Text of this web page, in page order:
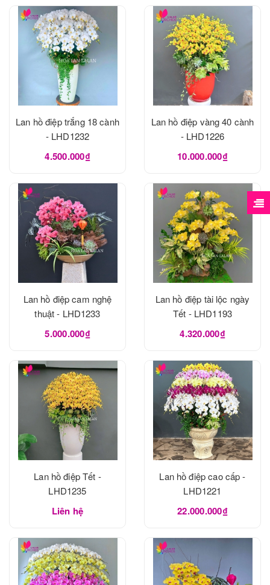
Lan hồ điệp trắng 18 cành
- LHD1232
4.500.000₫
Lan hồ điệp vàng 40 cành
- LHD1226
10.000.000₫
Lan hồ điệp cam nghệ
thuật - LHD1233
5.000.000₫
Lan hồ điệp tài lộc ngày
Tết - LHD1193
4.320.000₫
Lan hồ điệp Tết -
LHD1235
Liên hệ
Lan hồ điệp cao cấp -
LHD1221
22.000.000₫